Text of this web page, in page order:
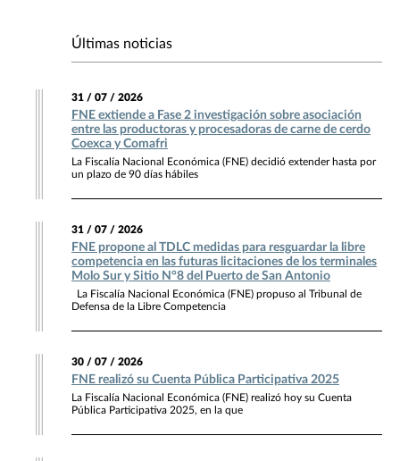
Últimas noticias
31 / 07 / 2026
FNE extiende a Fase 2 investigación sobre asociación
entre las productoras y procesadoras de carne de cerdo
Coexca y Comafri
La Fiscalía Nacional Económica (FNE) decidió extender hasta por
un plazo de 90 días hábiles
31 / 07 / 2026
FNE propone al TDLC medidas para resguardar la libre
competencia en las futuras licitaciones de los terminales
Molo Sur y Sitio N°8 del Puerto de San Antonio
La Fiscalía Nacional Económica (FNE) propuso al Tribunal de
Defensa de la Libre Competencia
30 / 07 / 2026
FNE realizó su Cuenta Pública Participativa 2025
La Fiscalía Nacional Económica (FNE) realizó hoy su Cuenta
Pública Participativa 2025, en la que